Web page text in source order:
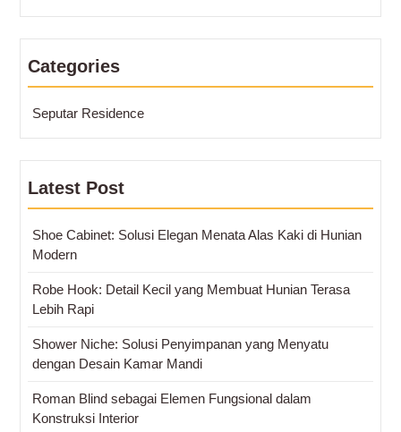
Categories
Seputar Residence
Latest Post
Shoe Cabinet: Solusi Elegan Menata Alas Kaki di Hunian
Modern
Robe Hook: Detail Kecil yang Membuat Hunian Terasa
Lebih Rapi
Shower Niche: Solusi Penyimpanan yang Menyatu
dengan Desain Kamar Mandi
Roman Blind sebagai Elemen Fungsional dalam
Konstruksi Interior